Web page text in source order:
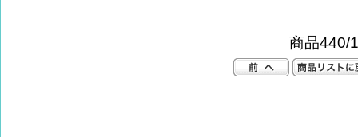
商品440/